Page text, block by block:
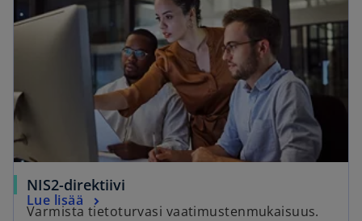
NIS2-direktiivi
Varmista tietoturvasi vaatimustenmukaisuus.
Lue lisää